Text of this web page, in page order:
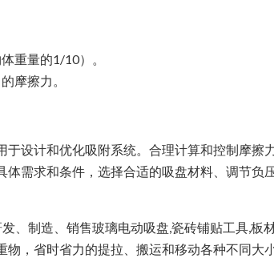
重量的1/10）。
摩擦力。
设计和优化吸附系统。合理计算和控制摩擦
需求和条件，选择合适的吸盘材料、调节负
、制造、销售玻璃电动吸盘,瓷砖铺贴工具,板
，省时省力的提拉、搬运和移动各种不同大小